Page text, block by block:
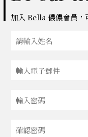
加入 Bella 儂儂會員，